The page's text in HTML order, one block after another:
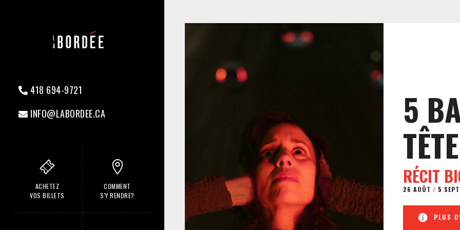
418 694-9721
INFO@LABORDEE.CA
ACHETEZ
VOS BILLETS
COMMENT
S'Y RENDRE?
5
TÊTE
RÉCIT
26 AOÛT / 5
PLUS